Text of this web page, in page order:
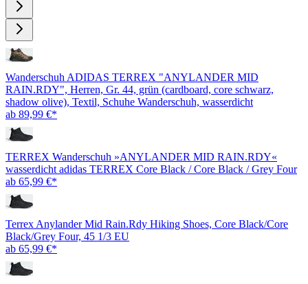
Wanderschuh ADIDAS TERREX "ANYLANDER MID
RAIN.RDY", Herren, Gr. 44, grün (cardboard, core schwarz,
shadow olive), Textil, Schuhe Wanderschuh, wasserdicht
ab 89,99 €*
TERREX Wanderschuh »ANYLANDER MID RAIN.RDY«
wasserdicht adidas TERREX Core Black / Core Black / Grey Four
ab 65,99 €*
Terrex Anylander Mid Rain.Rdy Hiking Shoes, Core Black/Core
Black/Grey Four, 45 1/3 EU
ab 65,99 €*